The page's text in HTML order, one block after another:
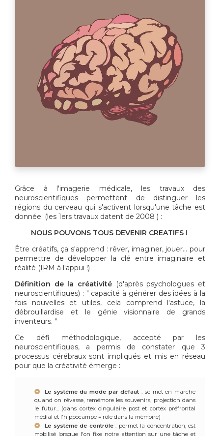
Grâce à l'imagerie médicale, les travaux des
neuroscientifiques permettent de distinguer les
régions du cerveau qui s'activent lorsqu'une tâche est
donnée. (les 1ers travaux datent de 2008 ) :
NOUS POUVONS TOUS DEVENIR CREATIFS !
Être créatifs, ça s'apprend : rêver, imaginer, jouer... pour
permettre de développer la clé entre imaginaire et
réalité (IRM à l'appui !)
Définition de la créativité (d'après psychologues et
neuroscientifiques) : " capacité à générer des idées à la
fois nouvelles et utiles, cela comprend l'astuce, la
débrouillardise et le génie visionnaire de grands
inventeurs. "
Ce défi méthodologique, accepté par les
neuroscientifiques, a permis de constater que 3
processus cérébraux sont impliqués et mis en réseau
pour que la créativité émerge :
Le système du mode par défaut : se met en marche
quand on rêvasse, remémore les souvenirs, projection dans
le futur... (dans cortex cingulaire post et cortex préfrontal
médial et l'hippocampe = rôle dans la mémoire)
Le système de contrôle: permet la concentration, est
mobilisé lorsque l'on fixe notre attention sur une tâche et